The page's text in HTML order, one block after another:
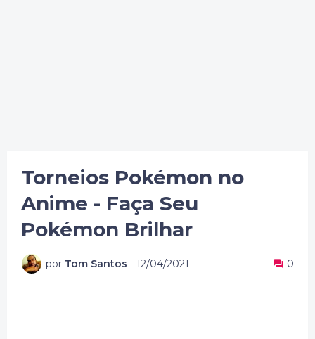
Torneios Pokémon no
Anime - Faça Seu
Pokémon Brilhar
por Tom Santos - 12/04/2021 0